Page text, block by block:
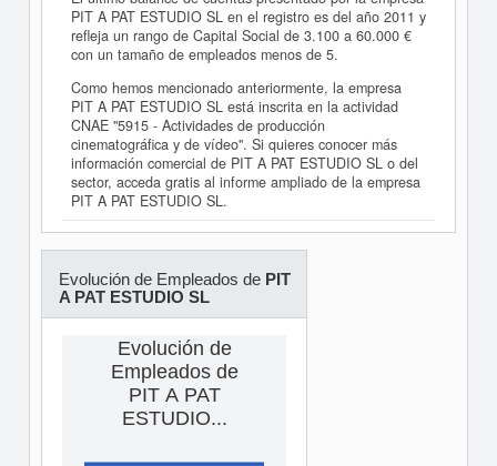
PIT A PAT ESTUDIO SL en el registro es del año 2011 y
refleja un rango de Capital Social de 3.100 a 60.000 €
con un tamaño de empleados menos de 5.
Como hemos mencionado anteriormente, la empresa
PIT A PAT ESTUDIO SL está inscrita en la actividad
CNAE "5915 - Actividades de producción
cinematográfica y de vídeo". Si quieres conocer más
información comercial de PIT A PAT ESTUDIO SL o del
sector, acceda gratis al informe ampliado de la empresa
PIT A PAT ESTUDIO SL.
Evolución de Empleados de PIT
A PAT ESTUDIO SL
Evolución de
Empleados de
PIT A PAT
ESTUDIO...